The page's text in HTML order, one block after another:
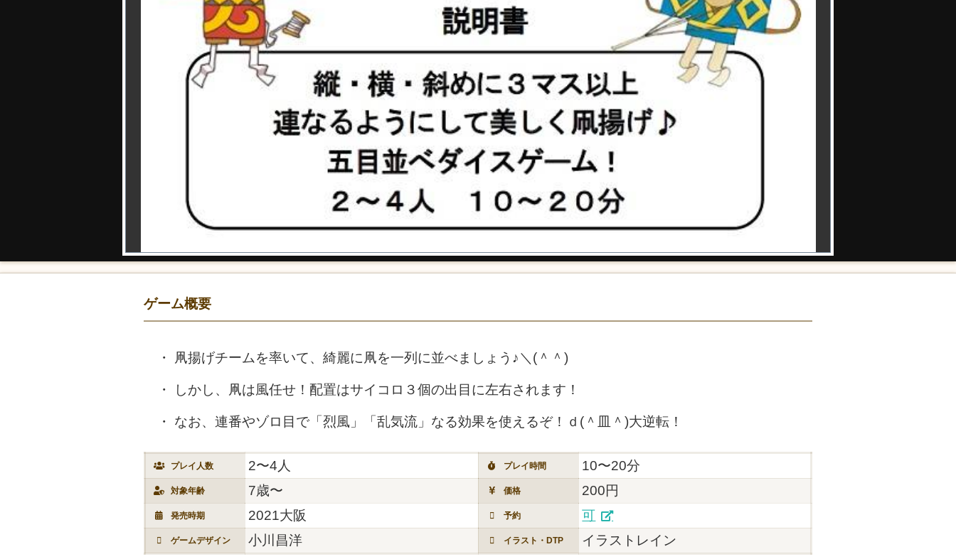
ゲーム概要
凧揚げチームを率いて、綺麗に凧を一列に並べましょう♪＼(＾＾)
しかし、凧は風任せ！配置はサイコロ３個の出目に左右されます！
なお、連番やゾロ目で「烈風」「乱気流」なる効果を使えるぞ！ｄ(＾皿＾)大逆転！
プレイ人数 2〜4人 プレイ時間 10〜20分
対象年齢 7歳〜 価格 200円
発売時期 2021大阪 予約 可
ゲームデザイン 小川昌洋 イラスト・DTP イラストレイン